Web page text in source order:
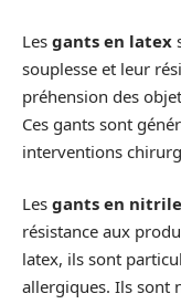
Les gants en latex
souplesse et leur
préhension des
Ces gants sont
interventions
Les gants en nitrile
résistance aux
latex, ils sont
allergiques. Ils sont